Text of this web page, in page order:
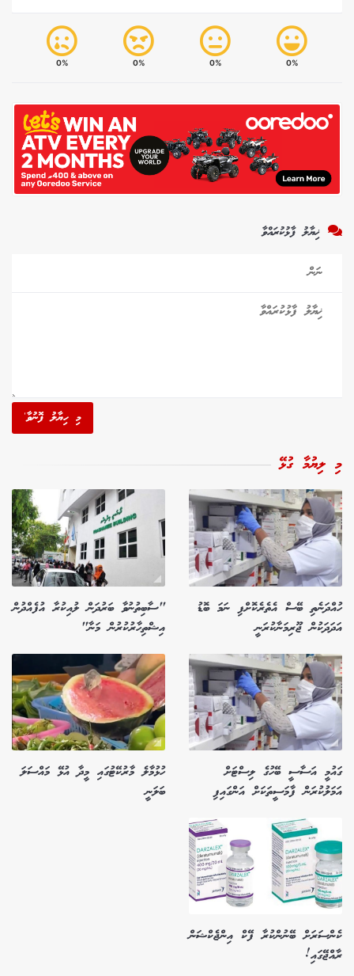
0%
0%
0%
0%
ޚިޔާލު ފާޅުކުރައްވާ
މި ހިޔާލު ފޮނުވާ'
މި ލިޔުމާ ގުޅޭ
ހުއްދަނެތި ބޭސް އެތެރެކޮށްފި ނަމަ ބޮޑު
އަދަދަކުން ޖޫރިމަނާކުރަނީ
"ސާބިތުނުވާ ބަރުދަން ލުއިކުރާ އުފެއްދުން
އިޝްތިހާރުކުރުން މަނާ"
ގައުމީ އަސާސީ ބޭހުގެ ލިސްޓަށް
އަމަލުކުރަން ފާމަސީތަކަށް އަންގައިފި
ހުޅުމާލެ މާރުކޭޓުގައި މީދާ އުޅޭ މައްސަލަ
ބަލަނީ
ކެންސަރަށް ބޭނުންކުރާ ފޭކް އިންޖެކްޝަން
ރާއްޖޭގައި!